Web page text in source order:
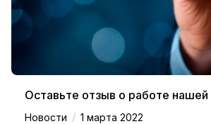
Оставьте отзыв о работе нашей
Новости / 1 марта 2022